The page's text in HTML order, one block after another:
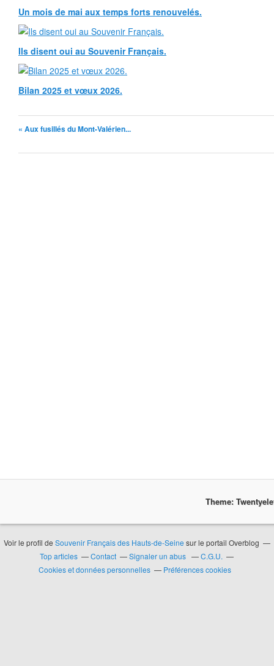
Un mois de mai aux temps forts renouvelés.
Ils disent oui au Souvenir Français.
Bilan 2025 et vœux 2026.
« Aux fusillés du Mont-Valérien...
Theme:
Voir le profil de Souvenir Français des Hauts-de-Seine sur le portail Overblog
Top articles
Contact Signaler un abus
C.G.U.
Cookies et données personnelles
Préférences cookies